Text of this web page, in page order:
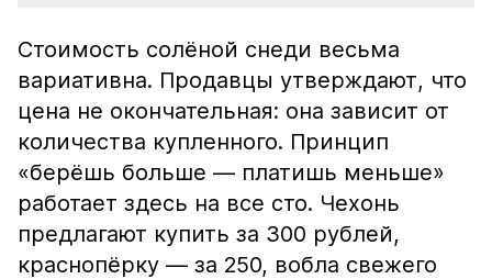
Стоимость солёной снеди весьма
вариативна. Продавцы утверждают, что
цена не окончательная: она зависит от
количества купленного. Принцип
«берёшь больше — платишь меньше»
работает здесь на все сто. Чехонь
предлагают купить за 300 рублей,
краснопёрку — за 250, вобла свежего